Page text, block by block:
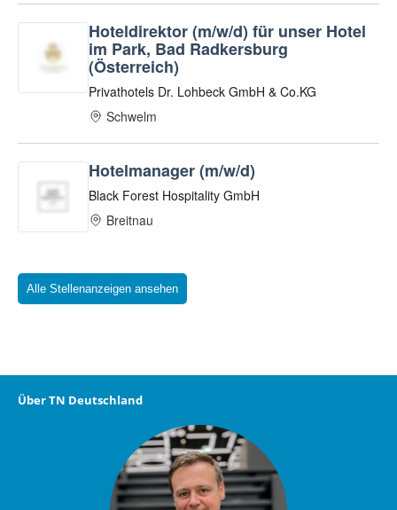
Alle Stellenanzeigen ansehen
Über TN Deutschland